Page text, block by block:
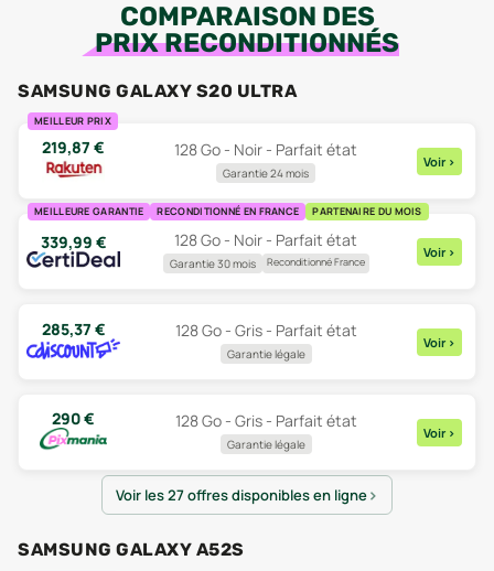
COMPARAISON DES
PRIX RECONDITIONNÉS
SAMSUNG GALAXY S20 ULTRA
MEILLEUR PRIX
219,87 € 128 Go - Noir - Parfait état
Garantie 24 mois
Voir >
MEILLEURE GARANTIE RECONDITIONNÉ EN FRANCE PARTENAIRE DU MOIS
339,99 € 128 Go - Noir - Parfait état
Garantie 30 mois Reconditionné France
Voir >
285,37 € 128 Go - Gris - Parfait état
Garantie légale
Voir >
290€ 128 Go - Gris - Parfait état
Garantie légale
Voir >
Voir les 27 offres disponibles en ligne
SAMSUNG GALAXY A52S